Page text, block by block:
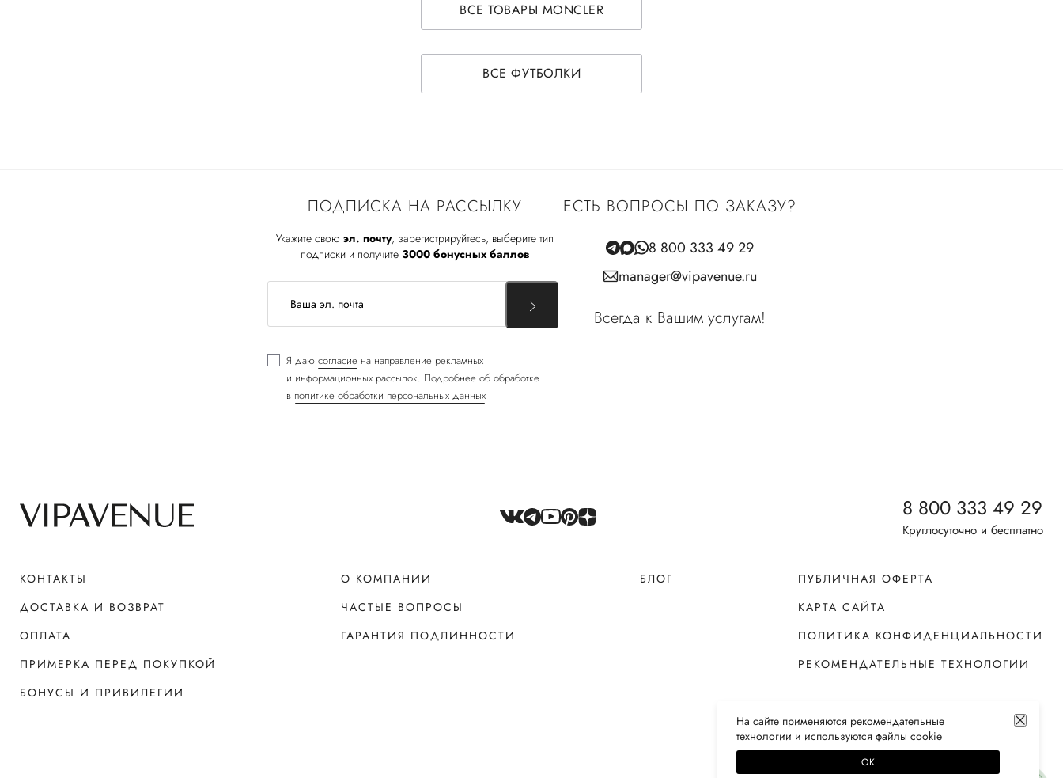
ВСЕ ТОВАРЫ MONCLER
ВСЕ ФУТБОЛКИ
ПОДПИСКА НА РАССЫЛКУ
Укажите свою эл. почту, зарегистрируйтесь, выберите тип
подписки и получите 3000 бонусных баллов
Я даю согласие на направление рекламных
и информационных рассылок. Подробнее об обработке
в политике обработки персональных данных
ЕСТЬ ВОПРОСЫ ПО ЗАКАЗУ?
8 800 333 49 29
manager@vipavenue.ru
Всегда к Вашим услугам!
8 800 333 49 29
Круглосуточно и бесплатно
КОНТАКТЫ
ДОСТАВКА И ВОЗВРАТ
ОПЛАТА
ПРИМЕРКА ПЕРЕД ПОКУПКОЙ
БОНУСЫ И ПРИВИЛЕГИИ
О КОМПАНИИ
ЧАСТЫЕ ВОПРОСЫ
ГАРАНТИЯ ПОДЛИННОСТИ
БЛОГ
ПУБЛИЧНАЯ ОФЕРТА
КАРТА САЙТА
ПОЛИТИКА КОНФИДЕНЦИАЛЬНОСТИ
РЕКОМЕНДАТЕЛЬНЫЕ ТЕХНОЛОГИИ
На сайте применяются рекомендательные
технологии и используются файлы сооkiе
ОК